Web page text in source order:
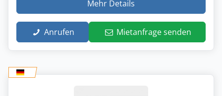
Mehr Details
Anrufen Mietanfrage senden